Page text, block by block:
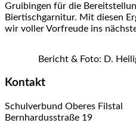
Gruibingen für die
Biertischgarnitur. Mit diesen
wir voller Vorfreude ins
Bericht & Foto: D.
Kontakt
Schulverbund Oberes Filstal
Bernhardusstraße 19